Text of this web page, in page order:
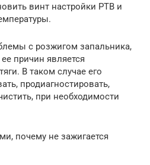
винт настройки РТВ и
с розжигом запальника,
причин является
В таком случае его
продиагностировать,
при необходимости
почему не зажигается